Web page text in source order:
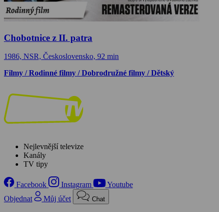
Chobotnice z II. patra
1986, NSR, Československo, 92 min
Filmy / Rodinné filmy / Dobrodružné filmy / Dětský
Nejlevnější televize
Kanály
TV tipy
Facebook Instagram
Youtube
Objednat
Můj účet Chat